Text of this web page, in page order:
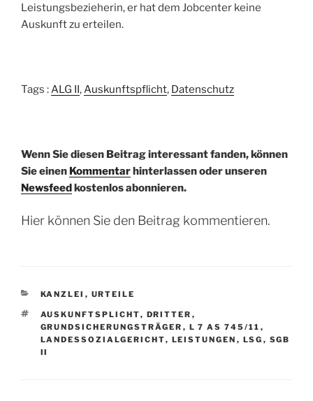
Leistungsbezieherin, er hat dem Jobcenter keine
Auskunft zu erteilen.
Tags :ALG II,Auskunftspflicht, Datenschutz
Wenn Sie diesen Beitrag interessant fanden, können
Sie einen Kommentarhinterlassen oder unseren
Newsfeedkostenlos abonnieren.
Hier können Sie den Beitrag kommentieren.
KATEGORIEN
KANZLEI , URTEILE
SCHLAGWÖRTER
AUSKUNFTSPLICHT, DRITTER ,
GRUNDSICHERUNGSTRÄGER , L 7 AS 745/11 ,
LANDESSOZIALGERICHT, LEISTUNGEN , LSG , SGB
II